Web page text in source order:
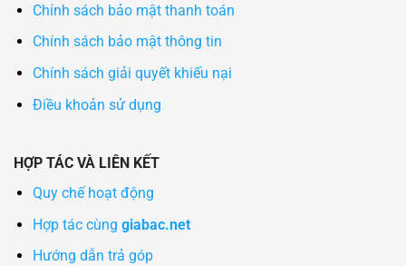
Chính sách bảo mật thanh toán
Chính sách bảo mật thông tin
Chính sách giải quyết khiếu nại
Điều khoản sử dụng
HỢP TÁC VÀ LIÊN KẾT
Quy chế hoạt động
Hợp tác cùng giabac.net
Hướng dẫn trả góp